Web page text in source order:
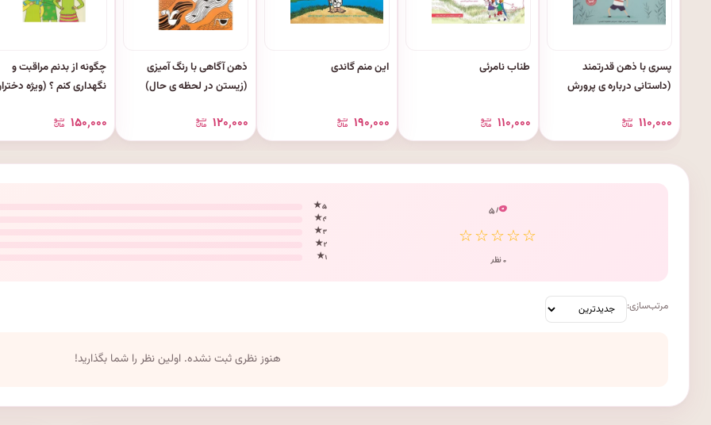
پسری با ذهن قدرتمند
(داستانی درباره ی پرورش
۱۱۰٬۰۰۰
طناب نامرئی
۱۱۰٬۰۰۰
این منم گاندی
۱۹۰٬۰۰۰
ذهن آگاهی با رنگ آمیزی
(زیستن در لحظه ی حال)
۱۲۰٬۰۰۰
چگونه از بدنم مراقبت و
۱۵۰٬۰۰۰
۰/ ۵
☆☆☆☆☆
۰ نظر
۵ ★
۴ ★
۳ ★
۲ ★
۱ ★
مرتب‌سازی:
هنوز نظری ثبت نشده. اولین نظر را شما بگذارید!